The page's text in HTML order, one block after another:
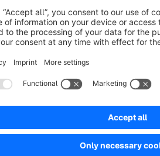
We used this Extension with our
Therefore we did not need this
5.0Functionality 5.0Usability 5.0
Sehr zufrieden
5.0
Average rating of 5 out of 5 stars
Das Plugin bietet genau die Funktion,